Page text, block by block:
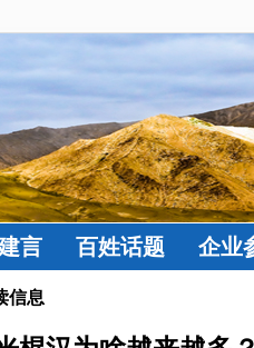
言 百姓话题 企业
信息